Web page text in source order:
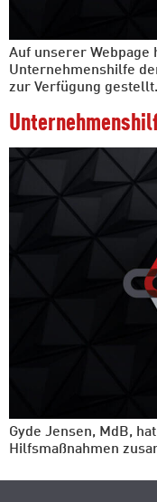
Auf unserer
Unternehmenshilfe
zur Verfügung gestellt.
Gyde Jensen, MdB,
Hilfsmaßnahmen